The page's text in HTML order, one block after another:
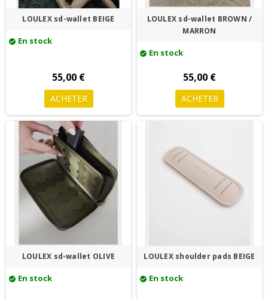
LOULEX sd-wallet BEIGE
check_circle En stock
55,00 €
ACHETER
LOULEX sd-wallet BROWN /
MARRON
check_circle En stock
55,00 €
ACHETER
LOULEX sd-wallet OLIVE
check_circle En stock
LOULEX shoulder pads BEIGE
check_circle En stock